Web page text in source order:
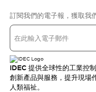
訂閱我們的電子報，獲取我
IDEC 提供全球性的工業控
創新產品與服務，提升現場
人類福祉。